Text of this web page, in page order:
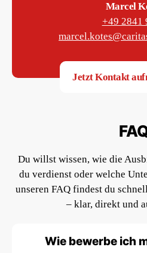
Marcel
Telefon
+49 2841
E-Mail
Jetzt Kontakt
Du willst wissen, wie die
du verdienst oder welche
unseren FAQ findest du
– klar, direkt und
Wie bewerbe ich